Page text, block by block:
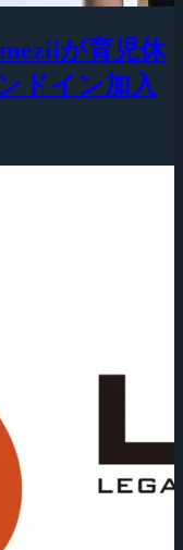
が育児休
ドイン加入